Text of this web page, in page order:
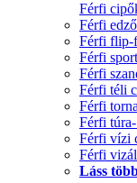
Férfi
Férfi
Férfi flip-
Férfi
Férfi
Férfi téli
Férfi
Férfi
Férfi vízi
Férfi
Láss